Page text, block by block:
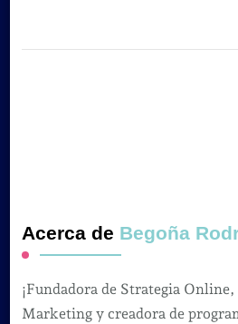
Acerca de Begoña
¡Fundadora de Strategia Online,
Marketing y creadora de